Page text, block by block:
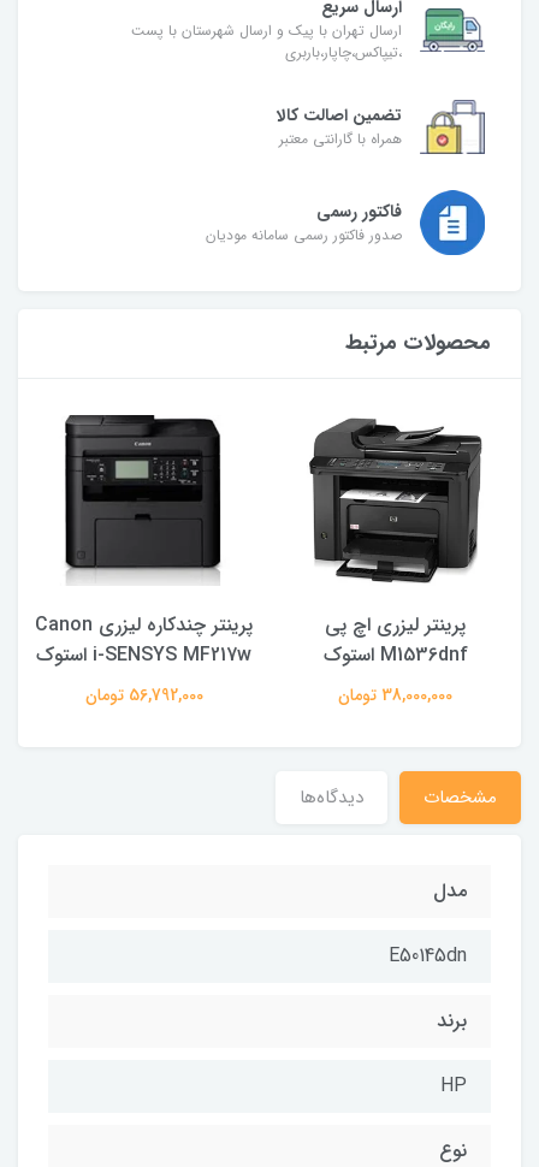
ارسال سریع
ارسال تهران با پیک و ارسال شهرستان با پست
،تیپاکس،چاپار،باربری
تضمین اصالت کالا
همراه با گارانتی معتبر
فاکتور رسمی
صدور فاکتور رسمی سامانه مودیان
محصولات مرتبط
پرینتر لیزری اچ پی
M1536dnf استوک
38,000,000 تومان
پرینتر چندکاره لیزری Canon
i-SENSYS MF217w استوک
56,792,000 تومان
مشخصات دیدگاه‌ها
مدل
E50145dn
برند
HP
نوع